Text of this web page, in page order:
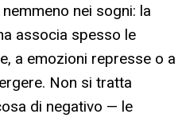
nei sogni: la
associa spesso le
a emozioni represse o a
Non si tratta
di negativo — le